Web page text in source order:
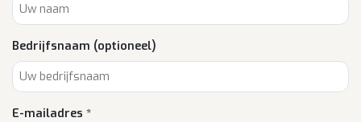
Bedrijfsnaam (optioneel)
E-mailadres *